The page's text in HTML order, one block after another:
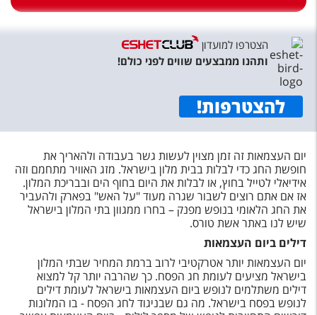
מלונות בחו"ל
Русский
מגזין אשת
שירות לקוחות
טופס צור קשר
תקנון
נגישות
עקבו אחרינו
הצטרפו למועדון
ותהנו ממבצעים שווים לפני כולם!
להצטרפות!
יום העצמאות זה זמן מצוין לעשות גשר בעבודה ולהאריך את
חופשת החג כדי לבלות בבית מלון בישראל. מזג האוויר מתחמם וזה
אידיאלי לטייל בחוץ, או לבלות את היום בחוף הים ובבריכת המלון.
אז אם אתם רוצים לשבור שגרה מעוד "על האש" בפארק ולהעביר
את החג הלאומי בנופש מפנק – בחרו ממגוון בתי המלון בישראל
שיש לנו באתר אשת טורס.
דילים ביום העצמאות
יום העצמאות יותר אטרקטיבי לרוב ברמת המחיר שבתי המלון
בישראל מציעים לעומת חג הפסח. כך שהרבה יותר קל למצוא
דילים משתלמים לנופש ביום העצמאות בישראל לעומת דילים
לנופש בפסח בישראל. מה גם שבניגוד לחג הפסח - בו המלונות